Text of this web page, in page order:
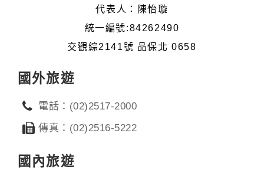
代表人：陳怡璇
統一編號:84262490
交觀綜2141號 品保北 0658
國外旅遊
電話：(02)2517-2000
傳真：(02)2516-5222
國內旅遊